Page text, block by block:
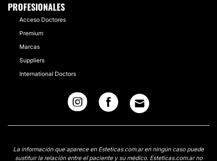
PROFESIONALES
Acceso Doctores
Premium
Marcas
Suppliers
International Doctors
La información que aparece en Esteticas.com.ar en ningún caso puede
sustituir la relación entre el paciente y su médico. Esteticas.com.ar no